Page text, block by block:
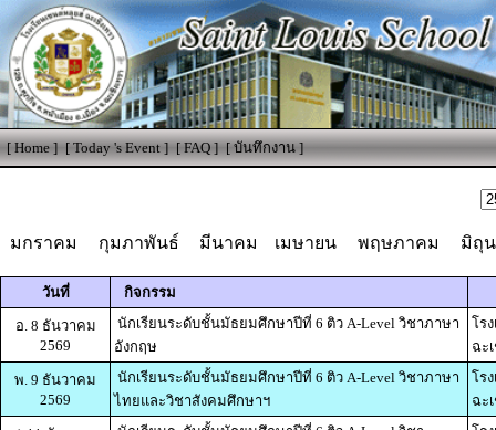
[Home] [Today 's Event] [FAQ] [บันทึกงาน]
มกราคม กุมภาพันธ์ มีนาคม เมษายน พฤษภาคม มิถุ
วันที่
กิจกรรม
อ. 8 ธันวาคม
2569
นักเรียนระดับชั้นมัธยมศึกษาปีที่ 6 ติว A-Level วิชาภาษา
อังกฤษ
โร
ฉะ
พ. 9 ธันวาคม
2569
นักเรียนระดับชั้นมัธยมศึกษาปีที่ 6 ติว A-Level วิชาภาษา
ไทยและวิชาสังคมศึกษาฯ
โร
ฉะ